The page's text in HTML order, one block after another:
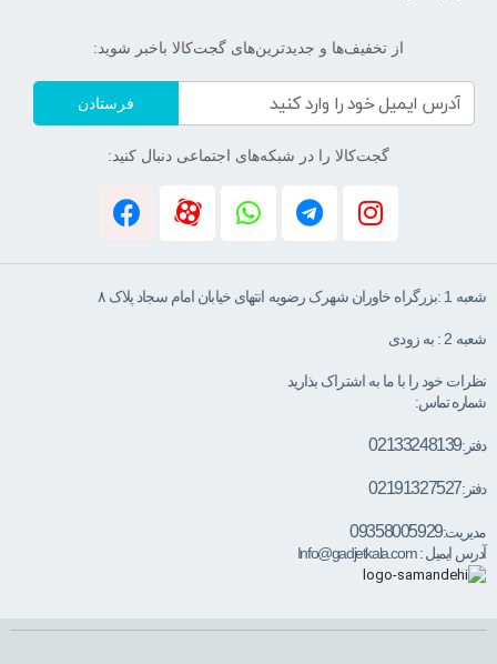
از تخفیف‌ها و جدیدترین‌های گجت‌کالا باخبر شوید:
فرستادن
گجت‌کالا را در شبکه‌های اجتماعی دنبال کنید:
شعبه 1 :بزرگراه خاوران شهرک رضویه انتهای خیابان امام سجاد پلاک ۸
شعبه 2 : به زودی
نظرات خود را با ما به اشتراک بذارید
شماره تماس:
دفتر:02133248139
دفتر:02191327527
مدیریت:09358005929
آدرس ایمیل :Info@gadjetkala.com